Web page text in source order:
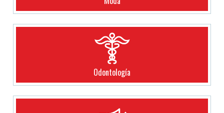
Odontología